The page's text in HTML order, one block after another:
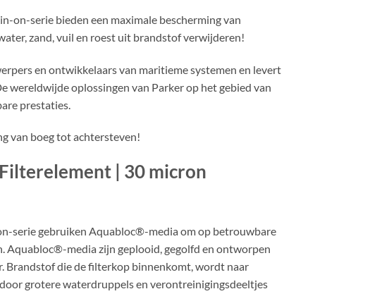
on-serie bieden een maximale bescherming van
zand, vuil en roest uit brandstof verwijderen!
en ontwikkelaars van maritieme systemen en levert
oplossingen van Parker op het gebied van
prestaties.
van boeg tot achtersteven!
| 30 micron
serie gebruiken Aquabloc®-media om op betrouwbare
Aquabloc®-media zijn geplooid, gegolfd en ontworpen
Brandstof die de filterkop binnenkomt, wordt naar
grotere waterdruppels en verontreinigingsdeeltjes